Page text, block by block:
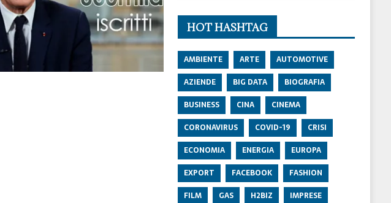
HOT HASHTAG
AMBIENTE ARTE
AUTOMOTIVE
AZIENDE
BIG DATA
BIOGRAFIA
BUSINESS
CINA
CINEMA
CORONAVIRUS
COVID-19
CRISI
ECONOMIA
ENERGIA
EUROPA
EXPORT
FACEBOOK
FASHION
FILM
GAS H2BIZ
IMPRESE